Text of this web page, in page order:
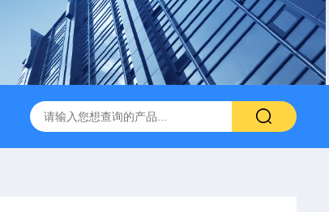
ST800-EA红外灭菌器 SN210C高压立式蒸汽灭